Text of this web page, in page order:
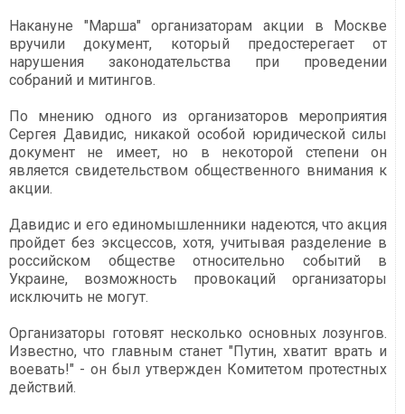
Накануне "Марша" организаторам акции в Москве
вручили документ, который предостерегает от
нарушения законодательства при проведении
собраний и митингов.
По мнению одного из организаторов мероприятия
Сергея Давидис, никакой особой юридической силы
документ не имеет, но в некоторой степени он
является свидетельством общественного внимания к
акции.
Давидис и его единомышленники надеются, что акция
пройдет без эксцессов, хотя, учитывая разделение в
российском обществе относительно событий в
Украине, возможность провокаций организаторы
исключить не могут.
Организаторы готовят несколько основных лозунгов.
Известно, что главным станет "Путин, хватит врать и
воевать!" - он был утвержден Комитетом протестных
действий.